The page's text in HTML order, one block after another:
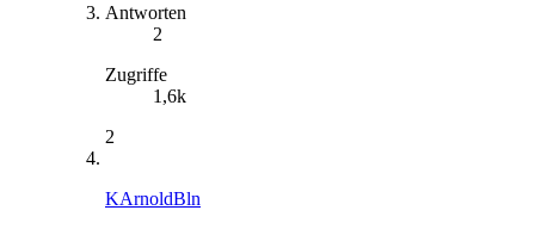
Antworten
2
Zugriffe
1,6k
2
KArnoldBln